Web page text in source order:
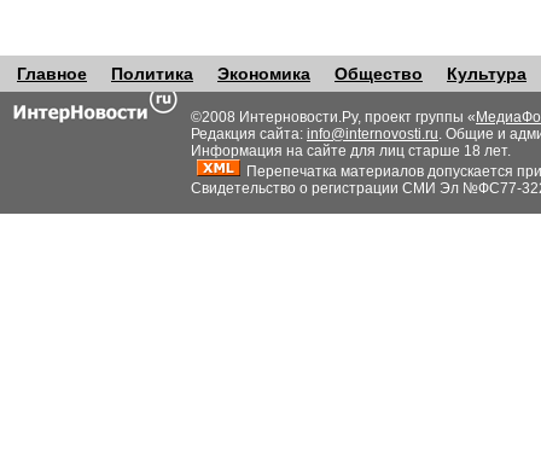
Главное Политика Экономика Общество Культура
©2008 Интерновости.Ру, проект группы «
Редакция сайта: info@internovosti.ru. Общие и
Информация на сайте для лиц старше 18 лет.
Перепечатка материалов допускается
Свидетельство о регистрации СМИ Эл №ФС77-